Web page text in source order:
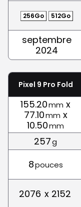
256Go 512Go
septembre
2024
Pixel 9 Pro Fold
155.20mm x
77.10mm x
10.50mm
257g
8pouces
2076 x 2152